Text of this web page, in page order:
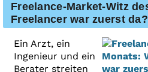
Freelance-Market-Witz
Freelancer war zuerst da?
Ein Arzt, ein
Ingenieur und ein
Berater streiten